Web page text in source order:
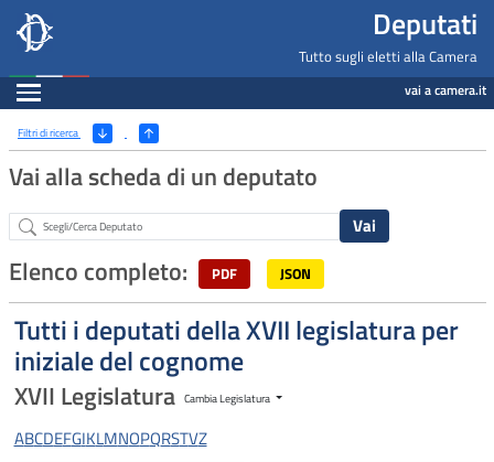
Deputati, Camera dei Deputati -
Salta al contenuto principale
Salta al menu di navigazione Deputati
Tutto sugli eletti alla Camera
Espandi vai a camera.it
Ricerca
Filtri di ricerca (Apri/Chiudi filtri)
Vai alla scheda di un deputato
Abstract
Elenco completo: PDF JSON
Tutti i deputati della XVII legislatura per
iniziale del cognome
XVII Legislatura Cambia Legislatura
ABCDEFGIKLMNOPQRSTVZ
Navigazione pagine di servizio
Fine pagina
Salta al contenuto principale
Salta al menu di navigazione
Vai a inizio pagina